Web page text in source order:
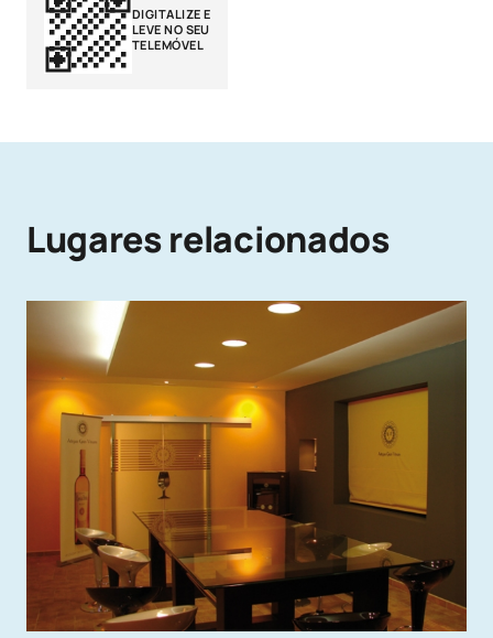
DIGITALIZE E
LEVE NO SEU
TELEMÓVEL
Lugares relacionados